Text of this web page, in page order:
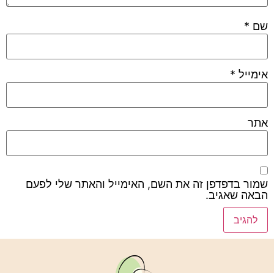
שם *
אימייל *
אתר
שמור בדפדפן זה את השם, האימייל והאתר שלי לפעם
הבאה שאגיב.